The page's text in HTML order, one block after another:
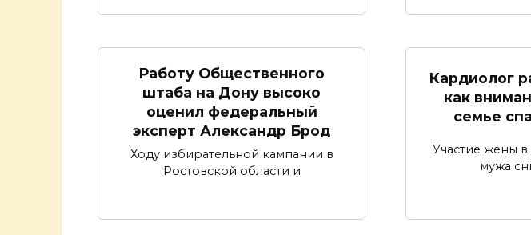
Работу Общественного
штаба на Дону высоко
оценил федеральный
эксперт Александр Брод
Ходу избирательной кампании в
Ростовской области и
Кардиолог
как
семье
Участие жены
мужа